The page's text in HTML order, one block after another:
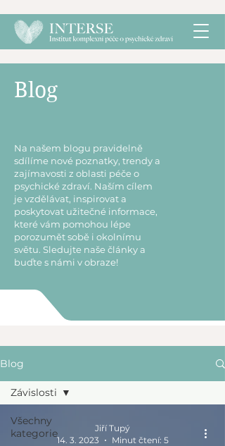
Blog
Na našem blogu pravidelně
sdílíme nové poznatky, trendy a
zajímavosti z oblasti péče o
psychické zdraví. Naším cílem
je vzdělávat, inspirovat a
poskytovat užitečné informace,
které vám pomohou lépe
porozumět sobě i okolnímu
světu. Sledujte naše články a
buďte s námi v obraze!
Blog
Všechny
kategorie
Závislosti
Jiří Tupý
14. 3. 2023
Minut čtení: 5